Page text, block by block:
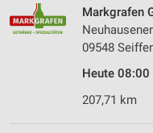
Markgrafen
09548
Heute 08:00
207,71 km
Messung der
Analyse von
Kombinationen von